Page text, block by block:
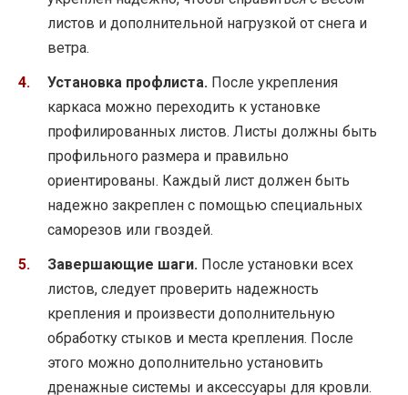
листов и дополнительной нагрузкой от снега и
ветра.
Установка профлиста. После укрепления
каркаса можно переходить к установке
профилированных листов. Листы должны быть
профильного размера и правильно
ориентированы. Каждый лист должен быть
надежно закреплен с помощью специальных
саморезов или гвоздей.
Завершающие шаги. После установки всех
листов, следует проверить надежность
крепления и произвести дополнительную
обработку стыков и места крепления. После
этого можно дополнительно установить
дренажные системы и аксессуары для кровли.